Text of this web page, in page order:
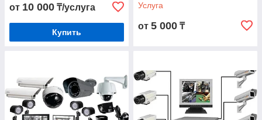
от 10 000 ₸/услуга
Купить
Услуга
от 5 000 ₸